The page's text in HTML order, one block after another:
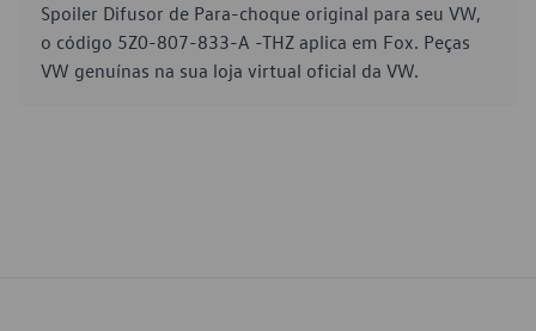
Spoiler Difusor de Para-choque original para seu VW,
o código 5Z0-807-833-A -THZ aplica em Fox. Peças
VW genuínas na sua loja virtual oficial da VW.